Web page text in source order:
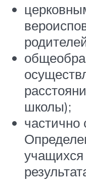
школы);
частично